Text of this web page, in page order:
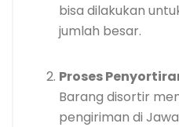
bisa dilakukan
jumlah besar.
Proses
Barang disortir
pengiriman di